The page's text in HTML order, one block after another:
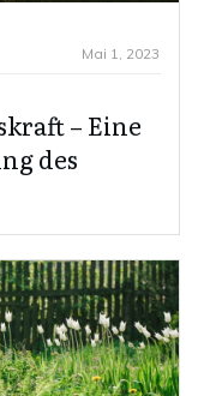
Mai 1, 2023
– Eine
des